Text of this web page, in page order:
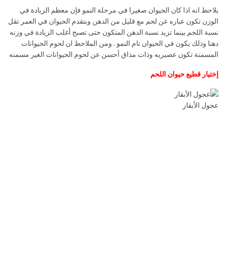
يلاحظ انه اذا كان الحيوان صغيرا في مرحلة النمو فإن معظم الزيادة في
الوزن تكون عباره عن لحم مع قليل من الدهن وبتقدم الحيوان في العمر تقل
نسبة اللحم بينما تزيد نسبة الدهن المتكون حتى تصبح أغلب الزيادة في وزنه
دهنا وذلك يكون في الحيوان تام النمو . ومن الملاحظ ان لحوم الحيوانات
المسمنة تكون عصيريه وذات مذاق أحسن عن لحوم الحيوانات الغير مسمنه
إختيار قطيع حيوان اللحم
عجول الأبقار